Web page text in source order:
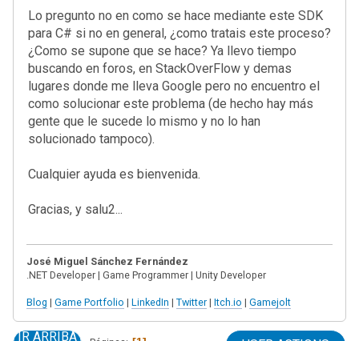
Lo pregunto no en como se hace mediante este SDK
para C# si no en general, ¿como tratais este proceso?
¿Como se supone que se hace? Ya llevo tiempo
buscando en foros, en StackOverFlow y demas
lugares donde me lleva Google pero no encuentro el
como solucionar este problema (de hecho hay más
gente que le sucede lo mismo y no lo han
solucionado tampoco).
Cualquier ayuda es bienvenida.
Gracias, y salu2...
José Miguel Sánchez Fernández
.NET Developer | Game Programmer | Unity Developer
Blog | Game Portfolio | LinkedIn | Twitter | Itch.io | Gamejolt
IR ARRIBA